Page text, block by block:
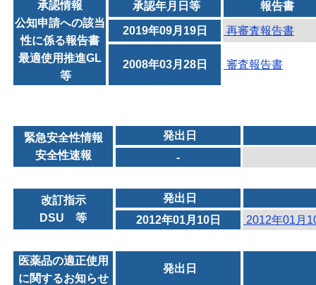
承認情報
公知申請への該当
性に係る報告書
最適使用推進GL
等
承認年月日等 報告書
2019年09月19日 再審査報告書
2008年03月28日 審査報告書
緊急安全性情報
安全性速報
発出日
-
改訂指示
DSU 等
発出日
2012年01月10日
2012年01月
医薬品の適正使用
に関するお知らせ
発出日